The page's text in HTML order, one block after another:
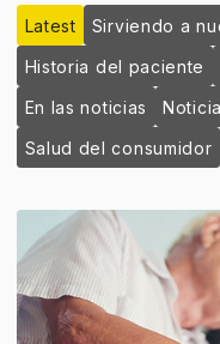
Latest Sirviendo a
Historia del paciente
En las noticias
Salud del consumidor